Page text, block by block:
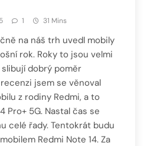
1 31 Mins
na náš trh uvedl mobily
rok. Roky to jsou velmi
dobrý poměr
jsem se věnoval
z rodiny Redmi, a to
Pro+ 5G. Nastal čas se
celé řady. Tentokrát budu
Redmi Note 14. Za